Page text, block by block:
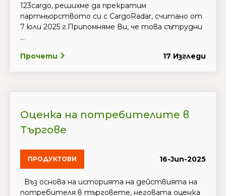
123cargo, решихме да прекратим
партньорството си с CargoRadar, считано от
7 юли 2025 г.Припомняме Ви, че това сътрудни
...
Прочети 17 Изгледи
Оценка на потребителите в
Търгове
ПРОДУКТОВИ 16-Jun-2025
Въз основа на историята на действията на
потребителя в търговете, неговата оценка